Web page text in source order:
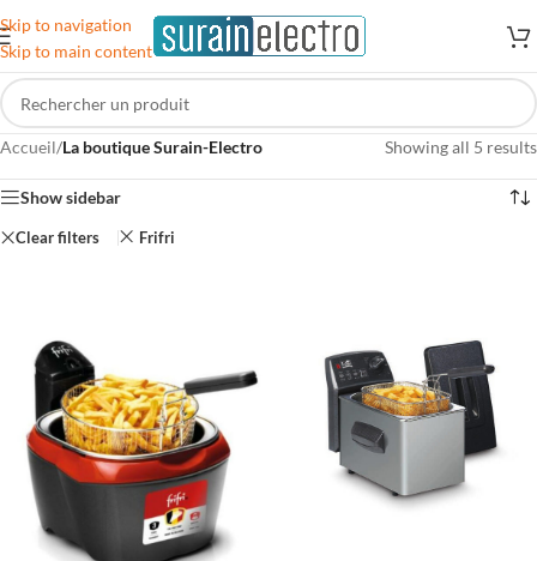
Skip to navigation
Skip to main content
Accueil/La boutique Surain-Electro Showing all 5 results
Show sidebar
Clear filters Frifri